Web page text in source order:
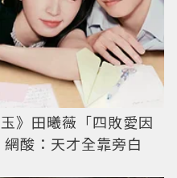
》田曦薇「四敗愛因
酸：天才全靠旁白